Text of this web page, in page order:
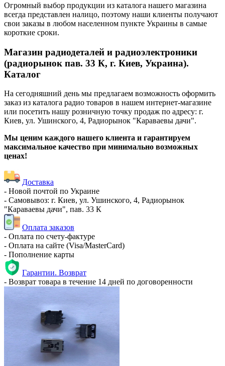
Огромный выбор продукции из каталога нашего магазина
всегда представлен налицо, поэтому наши клиенты получают
свои заказы в любом населенном пункте Украины в самые
короткие сроки.
Магазин радиодеталей и радиоэлектроники
(радиорынок пав. 33 К, г. Киев, Украина).
Каталог
На сегодняшний день мы предлагаем возможность оформить
заказ из каталога радио товаров в нашем интернет-магазине
или посетить нашу розничную точку продаж по адресу: г.
Киев, ул. Ушинского, 4, Радиорынок "Караваевы дачи".
Мы ценим каждого нашего клиента и гарантируем
максимальное качество при минимально возможных
ценах!
Доставка
- Новой почтой по Украине
- Самовывоз: г. Киев, ул. Ушинского, 4, Радиорынок
"Караваевы дачи", пав. 33 К
Оплата заказов
- Оплата по счету-фактуре
- Оплата на сайте (Visa/MasterCard)
- Пополнение карты
Гарантии. Возврат
- Возврат товара в течение 14 дней по договоренности